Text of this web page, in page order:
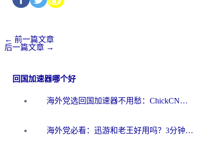
← 前一篇文章
后一篇文章 →
回国加速器哪个好
海外党选回国加速器不用愁：ChickCN和洞见哪个好？一篇搞定所有疑问
海外党必看：迅游和老王好用吗？3分钟选对加速国内网络的加速器